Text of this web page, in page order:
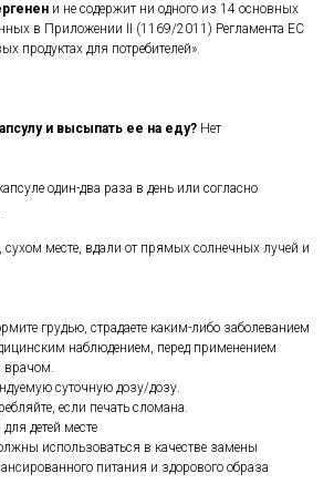
и не содержит ни одного из 14 основных
в Приложении II (1169/2011) Регламента ЕС
продуктах для потребителей».
и высыпать ее на еду? Нет
один-два раза в день или согласно
месте, вдали от прямых солнечных лучей и
грудью, страдаете каким-либо заболеванием
наблюдением, перед применением
врачом.
суточную дозу/дозу.
если печать сломана.
детей месте
использоваться в качестве замены
питания и здорового образа